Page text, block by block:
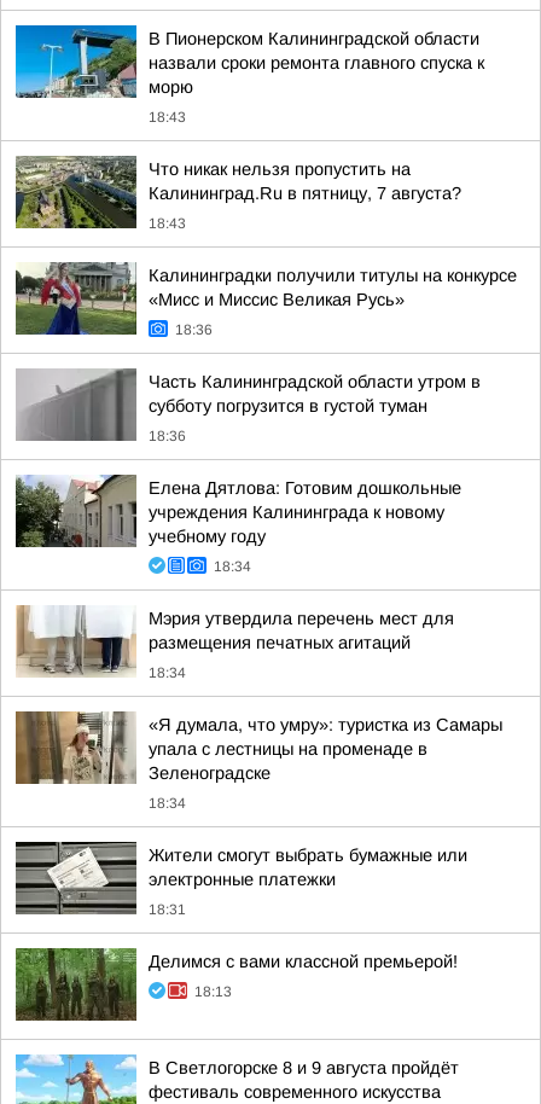
В Пионерском Калининградской области
назвали сроки ремонта главного спуска к
морю
18:43
Что никак нельзя пропустить на
Калининград.Ru в пятницу, 7 августа?
18:43
Калининградки получили титулы на конкурсе
«Мисс и Миссис Великая Русь»
18:36
Часть Калининградской области утром в
субботу погрузится в густой туман
18:36
Елена Дятлова: Готовим дошкольные
учреждения Калининграда к новому
учебному году
18:34
Мэрия утвердила перечень мест для
размещения печатных агитаций
18:34
«Я думала, что умру»: туристка из Самары
упала с лестницы на променаде в
Зеленоградске
18:34
Жители смогут выбрать бумажные или
электронные платежки
18:31
Делимся с вами классной премьерой!
18:13
В Светлогорске 8 и 9 августа пройдёт
фестиваль современного искусства